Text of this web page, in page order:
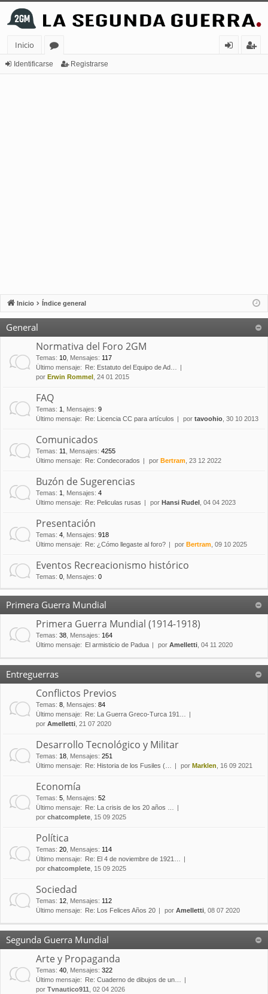
Inicio
or
Identificarse Registrarse
Inicio Índice general
General
Normativa del Foro 2GM
Temas: 10 Mensajes: 117
Último mensaje:
Re: Estatuto del Equipo de Ad…
por Erwin Rommel , 24 01 2015
FAQ
Temas: 1 Mensajes: 9
Último mensaje:
Re: Licencia CC para artículos por tavoohio , 30 10 2013
Comunicados
Temas: 11 Mensajes: 4255
Último mensaje:
Re: Condecorados por Bertram , 23 12 2022
Buzón de Sugerencias
Temas: 1 Mensajes: 4
Último mensaje:
Re: Peliculas rusas por Hansi Rudel , 04 04 2023
Presentación
Temas: 4 Mensajes: 918
Último mensaje:
Re: ¿Cómo llegaste al foro? por Bertram , 09 10 2025
Eventos Recreacionismo histórico
Temas: 0 Mensajes: 0
Primera Guerra Mundial
Primera Guerra Mundial (1914-1918)
Temas: 38 Mensajes: 164
Último mensaje:
El armisticio de Padua por Amelletti , 04 11 2020
Entreguerras
Conflictos Previos
Temas: 8 Mensajes: 84
Último mensaje:
Re: La Guerra Greco-Turca 191…
por Amelletti , 21 07 2020
Desarrollo Tecnológico y Militar
Temas: 18 Mensajes: 251
Último mensaje:
Re: Historia de los Fusiles (… por Marklen , 16 09 2021
Economía
Temas: 5 Mensajes: 52
Último mensaje:
Re: La crisis de los 20 años …
por chatcomplete , 15 09 2025
Política
Temas: 20 Mensajes: 114
Último mensaje:
Re: El 4 de noviembre de 1921…
por chatcomplete , 15 09 2025
Sociedad
Temas: 12 Mensajes: 112
Último mensaje:
Re: Los Felices Años 20 por Amelletti , 08 07 2020
Segunda Guerra Mundial
Arte y Propaganda
Temas: 40 Mensajes: 322
Último mensaje:
Re: Cuaderno de dibujos de un…
por Tvnautico911 , 02 04 2026